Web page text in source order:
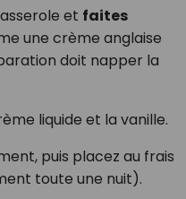
et faites
une crème anglaise
doit napper la
liquide et la vanille.
puis placez au frais
toute une nuit).